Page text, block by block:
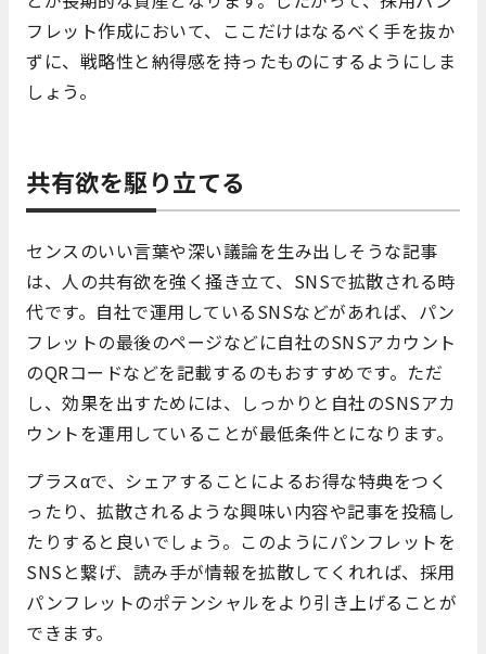
フレット作成において、ここだけはなるべく手を抜か
ずに、戦略性と納得感を持ったものにするようにしま
しょう。
共有欲を駆り立てる
センスのいい言葉や深い議論を生み出しそうな記事
は、人の共有欲を強く掻き立て、SNSで拡散される時
代です。自社で運用しているSNSなどがあれば、パン
フレットの最後のページなどに自社のSNSアカウント
のQRコードなどを記載するのもおすすめです。ただ
し、効果を出すためには、しっかりと自社のSNSアカ
ウントを運用していることが最低条件とになります。
プラスαで、シェアすることによるお得な特典をつく
ったり、拡散されるような興味い内容や記事を投稿し
たりすると良いでしょう。このようにパンフレットを
SNSと繋げ、読み手が情報を拡散してくれれば、採用
パンフレットのポテンシャルをより引き上げることが
できます。